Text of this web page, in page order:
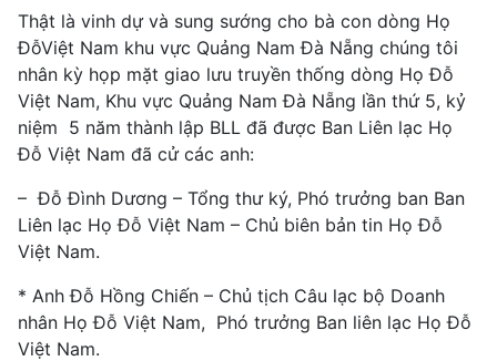
Thật là vinh dự và sung sướng cho bà con dòng Họ
ĐỗViệt Nam khu vực Quảng Nam Đà Nẵng chúng tôi
nhân kỳ họp mặt giao lưu truyền thống dòng Họ Đỗ
Việt Nam, Khu vực Quảng Nam Đà Nẵng lần thứ 5, kỷ
niệm 5 năm thành lập BLL đã được Ban Liên lạc Họ
Đỗ Việt Nam đã cử các anh:
– Đỗ Đình Dương – Tổng thư ký, Phó trưởng ban Ban
Liên lạc Họ Đỗ Việt Nam – Chủ biên bản tin Họ Đỗ
Việt Nam.
* Anh Đỗ Hồng Chiến – Chủ tịch Câu lạc bộ Doanh
nhân Họ Đỗ Việt Nam, Phó trưởng Ban liên lạc Họ Đỗ
Việt Nam.